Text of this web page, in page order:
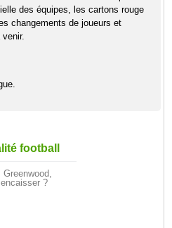
des équipes, les cartons rouge
changements de joueurs et
football
Greenwood,
encaisser ?